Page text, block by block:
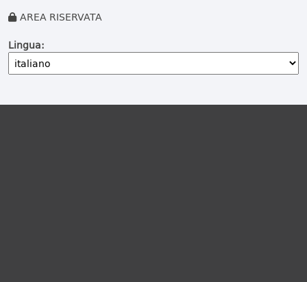
AREA RISERVATA
Lingua